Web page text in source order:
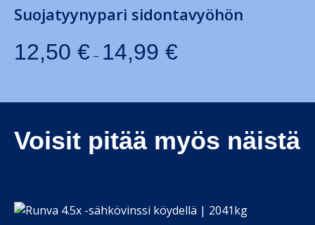
Suojatyynypari sidontavyöhön
12,50 € – 14,99 €
Voisit pitää myös näistä